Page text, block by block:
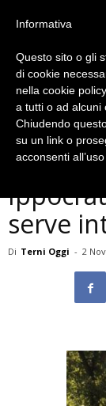
Politica
Terni,
serve
Di Terni Oggi - 2
Informativa
Questo sito o gli
di cookie
nella cookie
a tutti o ad alcuni
Chiudendo
su un link o
acconsenti